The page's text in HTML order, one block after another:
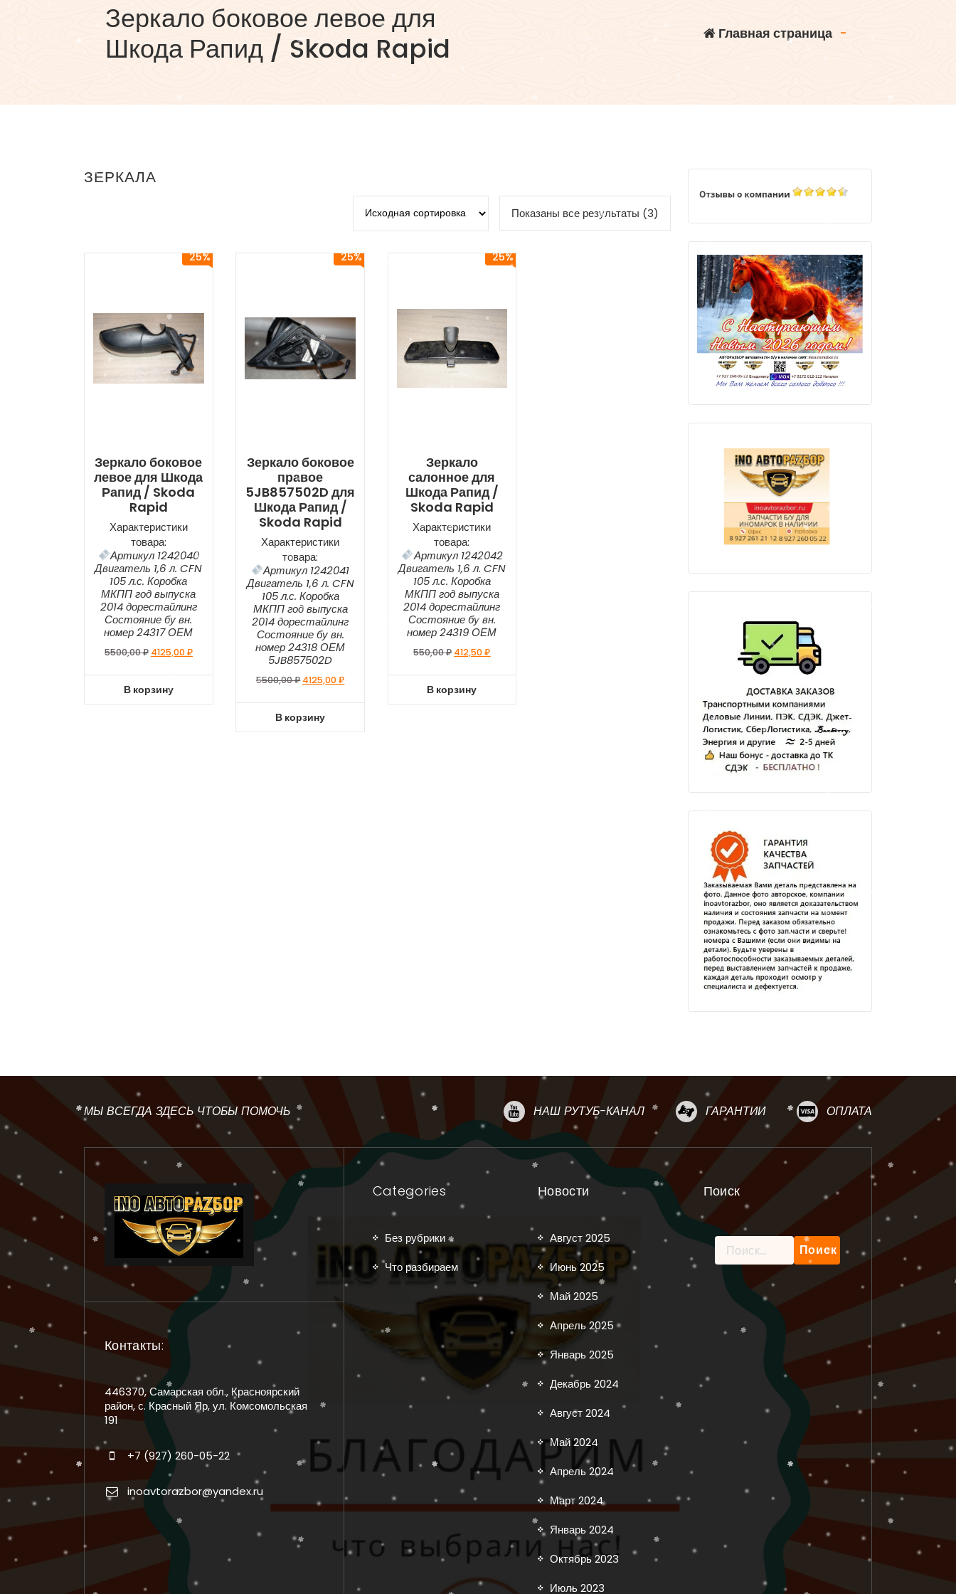
Зеркало боковое левое для
Шкода Рапид / Skoda Rapid
Главная страница -
ЗЕРКАЛА
Показаны все результаты (3)
25%
Зеркало боковое
левое для Шкода
Рапид / Skoda
Rapid
Характеристики
товара:
Артикул 1242040
Двигатель 1,6 л. CFN
105 л.с. Коробка
МКПП год выпуска
2014 дорестайлинг
Состояние бу вн.
номер 24317 ОЕМ
5500,00₽ 4125,00₽
В корзину
25%
Зеркало боковое
правое
5JB857502D для
Шкода Рапид /
Skoda Rapid
Характеристики
товара:
Артикул 1242041
Двигатель 1,6 л. CFN
105 л.с. Коробка
МКПП год выпуска
2014 дорестайлинг
Состояние бу вн.
номер 24318 ОЕМ
5JB857502D
5500,00₽ 4125,00₽
В корзину
25%
Зеркало
салонное для
Шкода Рапид /
Skoda Rapid
Характеристики
товара:
Артикул 1242042
Двигатель 1,6 л. CFN
105 л.с. Коробка
МКПП год выпуска
2014 дорестайлинг
Состояние бу вн.
номер 24319 ОЕМ
550,00₽ 412,50₽
В корзину
МЫ ВСЕГДА ЗДЕСЬ ЧТОБЫ ПОМОЧЬ НАШ РУТУБ-КАНАЛ ГАРАНТИИ ОПЛАТА
Контакты:
446370, Самарская обл., Красноярский
район, с. Красный Яр, ул. Комсомольская
191
+7 (927) 260-05-22
inoavtorazbor@yandex.ru
Categories
Без рубрики
Что разбираем
Новости
Август 2025
Июнь 2025
Май 2025
Апрель 2025
Январь 2025
Декабрь 2024
Август 2024
Май 2024
Апрель 2024
Март 2024
Январь 2024
Октябрь 2023
Июль 2023
Поиск
Найти: